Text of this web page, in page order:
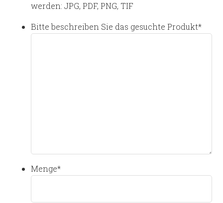
werden: JPG, PDF, PNG, TIF
Bitte beschreiben Sie das gesuchte Produkt*
Menge*